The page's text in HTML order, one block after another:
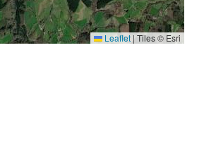
Leaflet | Tiles © Esri